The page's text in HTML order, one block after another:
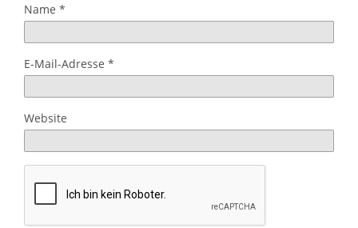
Name *
E-Mail-Adresse *
Website